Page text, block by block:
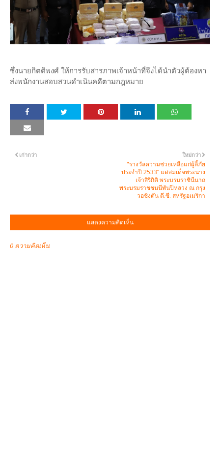
ซึ่งนายกิตติพงศ์ ให้การรับสารภาพเจ้าหน้าที่จึงได้นำตัวผู้ต้องหา
ส่งพนักงานสอบสวนดำเนินคดีตามกฎหมาย
ใหม่กว่า
"รางวัลความช่วยเหลือแก่ผู้ลี้ภัย
ประจำปี 2533” แด่สมเด็จพระนาง
เจ้าสิริกิติ พระบรมราชินีนาถ
พระบรมราชชนนีพันปีหลวง ณ กรุง
วอชิงตัน ดี.ซี. สหรัฐอเมริกา
เก่ากว่า
แสดงความคิดเห็น
0 ความคิดเห็น